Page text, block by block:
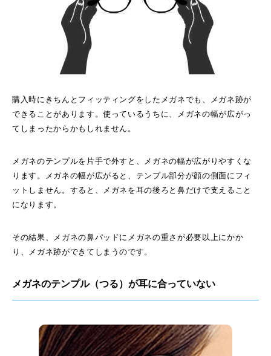
購入時にきちんとフィッティングをしたメガネでも、メガネ跡が
できることがあります。使っているうちに、メガネの幅が広がっ
てしまったからかもしれません。
メガネのテンプルを片手で外すと、メガネの幅が広がりやすくな
ります。メガネの幅が広がると、テンプル部分が顔の側面にフィ
ットしません。すると、メガネを耳の後ろと鼻だけで支えること
になります。
その結果、メガネの鼻パッドにメガネの重さが必要以上にかか
り、メガネ跡ができてしまうのです。
メガネのテンプル（つる）が耳に合っていない